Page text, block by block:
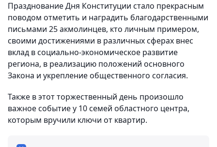
Празднование Дня Конституции стало прекрасным
поводом отметить и наградить благодарственными
письмами 25 акмолинцев, кто личным примером,
своими достижениями в различных сферах внес
вклад в социально-экономическое развитие
региона, в реализацию положений основного
Закона и укрепление общественного согласия.
Также в этот торжественный день произошло
важное событие у 10 семей областного центра,
которым вручили ключи от квартир.